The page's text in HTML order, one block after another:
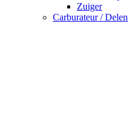
Zuiger
Carburateur / Delen